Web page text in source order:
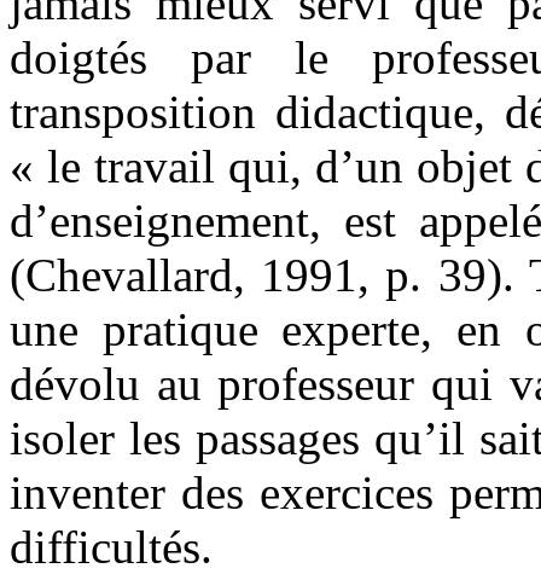
doigtés par le
transposition didactique,
« le travail qui, d’un objet
d’enseignement, est
(Chevallard, 1991, p. 39).
une pratique experte, en
dévolu au professeur qui
isoler les passages qu’il
inventer des exercices
difficultés.